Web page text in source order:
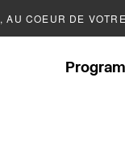
, AU COEUR DE